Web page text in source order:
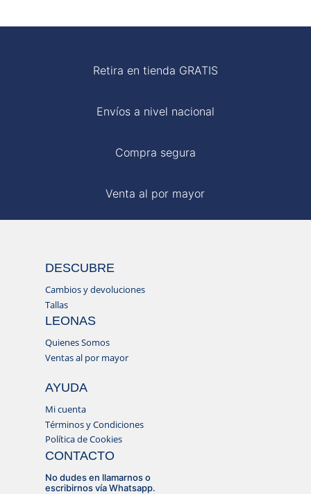
Retira en tienda GRATIS
Envíos a nivel nacional
Compra segura
Venta al por mayor
DESCUBRE
Cambios y devoluciones
Tallas
LEONAS
Quienes Somos
Ventas al por mayor
AYUDA
Mi cuenta
Términos y Condiciones
Política de Cookies
CONTACTO
No dudes en llamarnos o
escribirnos vía Whatsapp.